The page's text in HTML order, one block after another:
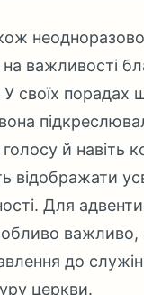
неодноразово
важливості
своїх порадах
й навіть
відображати
Для
до
церкви.